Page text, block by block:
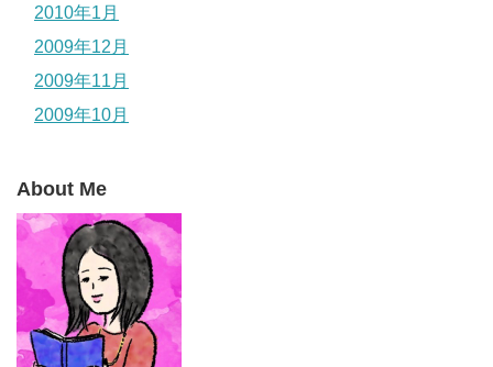
2010年1月
2009年12月
2009年11月
2009年10月
About Me